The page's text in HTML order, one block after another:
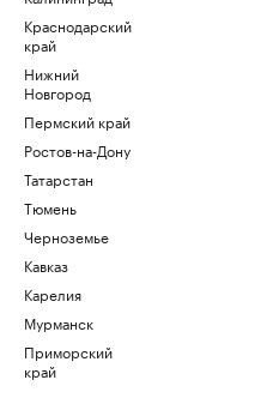
Краснодарский
край
Нижний
Новгород
Пермский край
Ростов-на-Дону
Татарстан
Тюмень
Черноземье
Кавказ
Карелия
Мурманск
Приморский
край